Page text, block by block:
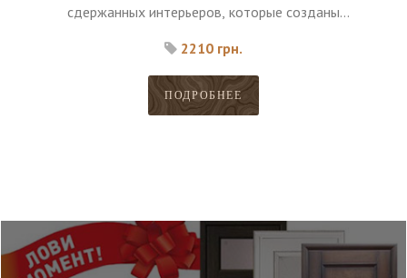
сдержанных интерьеров, которые созданы
владельца.
2210 грн.
ПОДРОБНЕЕ